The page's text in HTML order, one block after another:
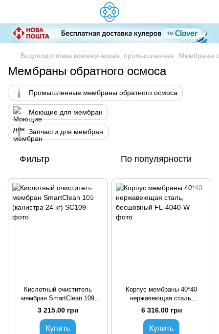
Водоподготовка коммерческая, промышленная Мембраны
Мембраны обратного осмоса
Промышленные мембраны обратного осмоса
Моющие для мембран
Запчасти для мембран
Фильтр По популярности
Кислотный очиститель
мембран SmartClean 109
(канистра 24 кг)
3 215.00 грн
Купить
Корпус мембраны 40*40
нержавеющая сталь,
бесшовный
6 316.00 грн
Купить